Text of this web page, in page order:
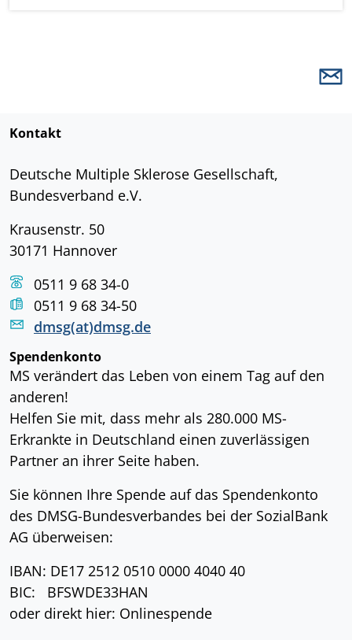
Kontakt
Deutsche Multiple Sklerose Gesellschaft,
Bundesverband e.V.
Krausenstr. 50
30171 Hannover
0511 9 68 34-0
0511 9 68 34-50
dmsg(at)dmsg.de
Spendenkonto
MS verändert das Leben von einem Tag auf den
anderen!
Helfen Sie mit, dass mehr als 280.000 MS-
Erkrankte in Deutschland einen zuverlässigen
Partner an ihrer Seite haben.
Sie können Ihre Spende auf das Spendenkonto
des DMSG-Bundesverbandes bei der SozialBank
AG überweisen:
IBAN: DE17 2512 0510 0000 4040 40
BIC: BFSWDE33HAN
oder direkt hier: Onlinespende